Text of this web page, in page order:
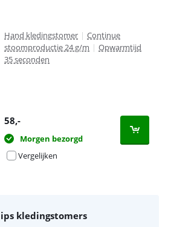
Hand kledingstomer | Continue
stoomproductie 24 g/m | Opwarmtijd
35 seconden
58,-
Morgen bezorgd
Vergelijken
kledingstomers